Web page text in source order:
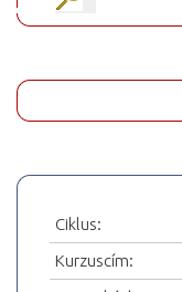
Ciklus:
Kurzuscím: